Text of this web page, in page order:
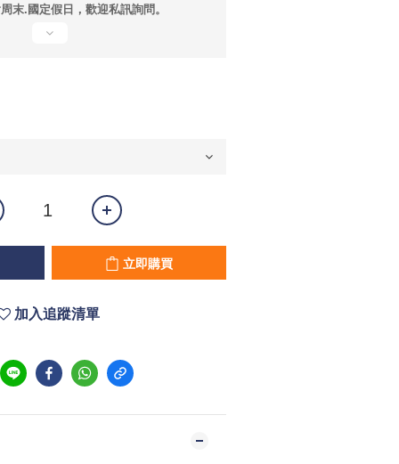
末.國定假日，歡迎私訊詢問。
立即購買
加入追蹤清單